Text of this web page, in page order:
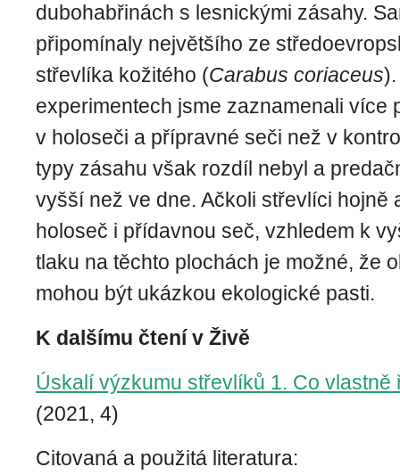
dubohabřinách s lesnickými zásahy.
připomínaly největšího ze
střevlíka kožitého (Carabus coriaceus
experimentech jsme zaznamenali více
v holoseči a přípravné seči než v
typy zásahu však rozdíl nebyl a
vyšší než ve dne. Ačkoli střevlíci hojně
holoseč i přídavnou seč, vzhledem k
tlaku na těchto plochách je možné, že
mohou být ukázkou ekologické pasti.
K dalšímu čtení v Živě
Úskalí výzkumu střevlíků 1. Co vlastně
(2021, 4)
Citovaná a použitá literatura: